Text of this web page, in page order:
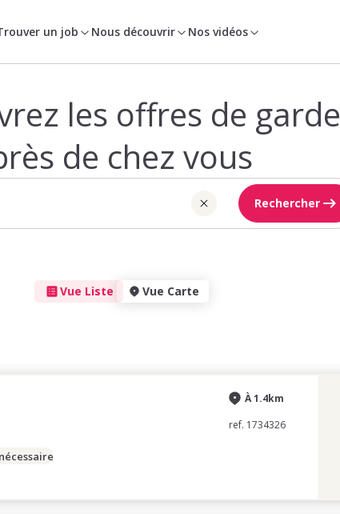
un job Nous découvrir Nos vidéos
les offres de garde
de chez vous
Rechercher
Vue Liste Vue Carte
À 1.4km
ref. 1734326